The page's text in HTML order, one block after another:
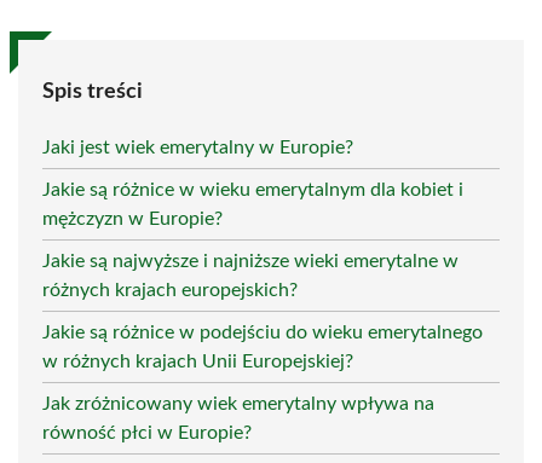
Spis treści
Jaki jest wiek emerytalny w Europie?
Jakie są różnice w wieku emerytalnym dla kobiet i
mężczyzn w Europie?
Jakie są najwyższe i najniższe wieki emerytalne w
różnych krajach europejskich?
Jakie są różnice w podejściu do wieku emerytalnego
w różnych krajach Unii Europejskiej?
Jak zróżnicowany wiek emerytalny wpływa na
równość płci w Europie?